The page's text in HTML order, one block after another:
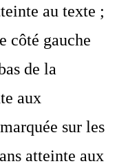
au texte ;
côté gauche
de la
aux
sur les
atteinte aux